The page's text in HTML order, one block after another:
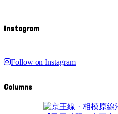
Instagram
Follow on Instagram
Columns